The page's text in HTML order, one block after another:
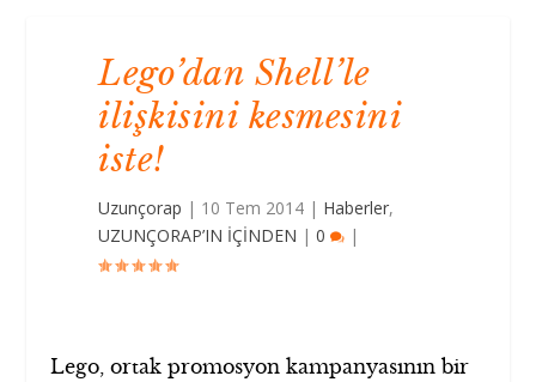
Lego’dan Shell’le
ilişkisini kesmesini
iste!
Uzunçorap | 10 Tem 2014 | Haberler,
UZUNÇORAP’IN İÇİNDEN |0 |
Lego, ortak promosyon kampanyasının bir